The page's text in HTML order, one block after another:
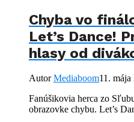
Chyba vo
Let’s Dance!
hlasy od
AutorMediaboom11. mája
Fanúšikovia herca zo
obrazovke chybu. Let’s